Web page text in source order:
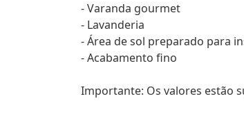
- Varanda gourmet
- Lavanderia
- Área de sol preparado para
- Acabamento fino
Importante: Os valores estão